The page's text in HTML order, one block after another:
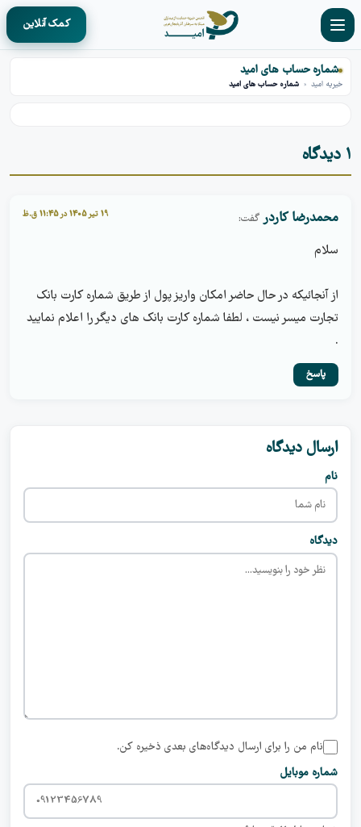
کمک آنلاین
شماره حساب های امید
خیریه امید » شماره حساب های امید
۱ دیدگاه
محمدرضا کاردر گفت: 19 تیر 1405 در 11:45 ق.ظ
سلام
.
پاسخ
ارسال دیدگاه
نام
دیدگاه
نام من را برای ارسال دیدگاه‌های بعدی ذخیره کن.
شماره موبایل